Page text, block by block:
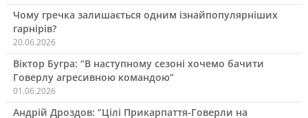
Чому гречка залишається одним ізнайпопулярніших
гарнірів?
20.06.2026
Віктор Бугра: “В наступному сезоні хочемо бачити
Говерлу агресивною командою”
01.06.2026
Андрій Дроздов: “Цілі Прикарпаття-Говерли на